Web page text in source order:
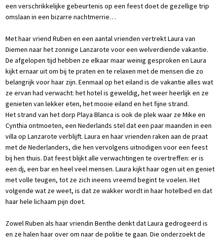
een verschrikkelijke gebeurtenis op een feest doet de gezellige trip
omslaan in een bizarre nachtmerrie…
Met haar vriend Ruben en een aantal vrienden vertrekt Laura van
Diemen naar het zonnige Lanzarote voor een welverdiende vakantie.
De afgelopen tijd hebben ze elkaar maar weinig gesproken en Laura
kijkt ernaar uit om bij te praten en te relaxen met de mensen die zo
belangrijk voor haar zijn. Eenmaal op het eiland is de vakantie alles wat
ze ervan had verwacht: het hotel is geweldig, het weer heerlijk en ze
genieten van lekker eten, het mooie eiland en het fijne strand.
Het strand van het dorp Playa Blanca is ook de plek waar ze Mike en
Cynthia ontmoeten, een Nederlands stel dat een paar maanden in een
villa op Lanzarote verblijft. Laura en haar vrienden raken aan de praat
met de Nederlanders, die hen vervolgens uitnodigen voor een feest
bij hen thuis. Dat feest blijkt alle verwachtingen te overtreffen: er is
een dj, een bar en heel veel mensen. Laura kijkt haar ogen uit en geniet
met volle teugen, tot ze zich ineens vreemd begint te voelen. Het
volgende wat ze weet, is dat ze wakker wordt in haar hotelbed en dat
haar hele lichaam pijn doet.
Zowel Ruben als haar vriendin Benthe denkt dat Laura gedrogeerd is
en ze halen haar over om naar de politie te gaan. Die onderzoekt de